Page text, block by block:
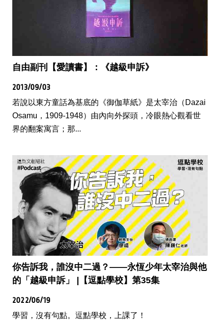
自由副刊【愛讀書】：《越級申訴》
2013/09/03
若說以東方童話為基底的《御伽草紙》是太宰治（Dazai
Osamu，1909-1948）由內向外探頭，冷眼熱心觀看世
界的翻案寓言；那...
你告訴我，誰沒中二過？——永恆少年太宰治與他
的「越級申訴」 |【逗點學校】第35集
2022/06/19
學習，沒有句點。逗點學校，上課了！